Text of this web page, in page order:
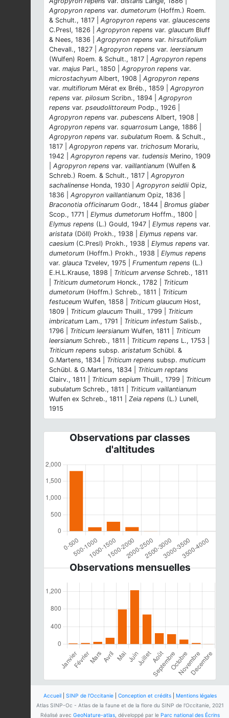
Agropyron repens var. dumetorum (Hoffm.) Roem.
& Schult., 1817 | Agropyron repens var. glaucescens
C.Presl, 1826 | Agropyron repens var. glaucum Bluff
& Nees, 1836 | Agropyron repens var. hirsutifolium
Chevall., 1827 | Agropyron repens var. leersianum
(Wulfen) Roem. & Schult., 1817 | Agropyron repens
var. majus Parl., 1850 | Agropyron repens var.
microstachyum Albert, 1908 | Agropyron repens
var. multiflorum Mérat ex Bréb., 1859 | Agropyron
repens var. pilosum Scribn., 1894 | Agropyron
repens var. pseudolittoreum Podp., 1926 |
Agropyron repens var. pubescens Albert, 1908 |
Agropyron repens var. squarrosum Lange, 1886 |
Agropyron repens var. subulatum Roem. & Schult.,
1817 | Agropyron repens var. trichosum Morariu,
1942 | Agropyron repens var. tudensis Merino, 1909
Agropyron repens var. vaillantianum (Wulfen &
Schreb.) Roem. & Schult., 1817 | Agropyron
sachalinense Honda, 1930 | Agropyron seidlii Opiz,
1836 | Agropyron vaillantianum Opiz, 1836 |
Braconotia officinarum Godr., 1844 | Bromus glaber
Scop., 1771 | Elymus dumetorum Hoffm., 1800 |
Elymus repens (L.) Gould, 1947 | Elymus repens var.
aristata (Döll) Prokh., 1938 | Elymus repens var.
caesium (C.Presl) Prokh., 1938 | Elymus repens var.
dumetorum (Hoffm.) Prokh., 1938 | Elymus repens
var. glauca Tzvelev, 1975 | Frumentum repens (L.)
E.H.L.Krause, 1898 | Triticum arvense Schreb., 1811
Triticum dumetorum Honck., 1782 | Triticum
dumetorum (Hoffm.) Schreb., 1811 | Triticum
festuceum Wulfen, 1858 | Triticum glaucum Host,
1809 | Triticum glaucum Thuill., 1799 | Triticum
imbricatum Lam., 1791 | Triticum infestum Salisb.,
1796 | Triticum leersianum Wulfen, 1811 | Triticum
leersianum Schreb., 1811 | Triticum repens L., 1753 |
Triticum repens subsp. aristatum Schübl. &
G.Martens, 1834 | Triticum repens subsp. muticum
Schübl. & G.Martens, 1834 | Triticum reptans
Clairv., 1811 | Triticum sepium Thuill., 1799 | Triticum
subulatum Schreb., 1811 | Triticum vaillantianum
Wulfen ex Schreb., 1811 | Zeia repens (L.) Lunell,
1915
Observations par classes
d'altitudes
Observations mensuelles
Accueil| SINP de l'Occitanie| Conception et crédits| Mentions légales
Atlas SINP-Oc - Atlas de la faune et de la flore du SINP de l'Occitanie, 2021
Réalisé avec GeoNature-atlas, développé par le Parc national des Écrins